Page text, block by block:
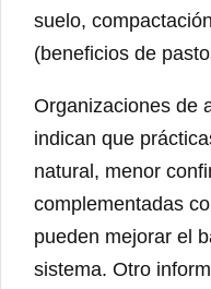
suelo,
(beneficios de
Organizaciones de
indican que
natural, menor
complementadas
pueden mejorar el
sistema. Otro